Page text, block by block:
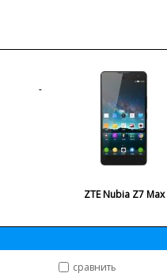
ZTE Nubia Z7 Max
сравнить